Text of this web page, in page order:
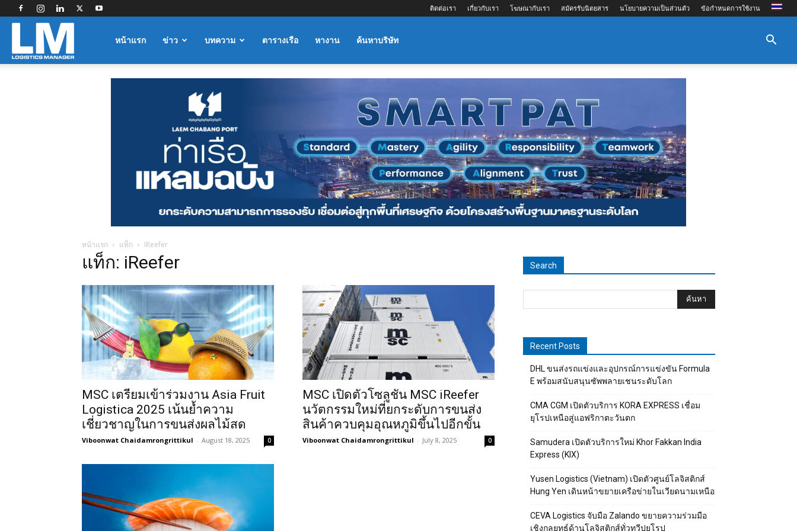
ติดต่อเรา เกี่ยวกับเรา โฆษณากับเรา สมัครรับนิตยสาร นโยบายความเป็นส่วนตัว ข้อกำหนดการใช้งาน
Logisticsหน้าแรก ข่าว บทความ ตารางเรือ หางาน ค้นหาบริษัท
หน้าแรก แท็ก IReefer
แท็ก: iReefer
MSC เตรียมเข้าร่วมงาน Asia Fruit
Logistica 2025 เน้นย้ำความ
เชี่ยวชาญในการขนส่งผลไม้สด
Viboonwat Chaidamrongrittikul - August 18, 2025 0
MSC เปิดตัวโซลูชัน MSC iReefer
นวัตกรรมใหม่ที่ยกระดับการขนส่ง
สินค้าควบคุมอุณหภูมิขึ้นไปอีกขั้น
Viboonwat Chaidamrongrittikul - July 8, 2025 0
Search
Recent Posts
DHL ขนส่งรถแข่งและอุปกรณ์การแข่งขัน Formula
E พร้อมสนับสนุนซัพพลายเชนระดับโลก
CMA CGM เปิดตัวบริการ KORA EXPRESS เชื่อม
ยุโรปเหนือสู่แอฟริกาตะวันตก
Samudera เปิดตัวบริการใหม่ Khor Fakkan India
Express (KIX)
Yusen Logistics (Vietnam) เปิดตัวศูนย์โลจิสติกส์
Hung Yen เดินหน้าขยายเครือข่ายในเวียดนามเหนือ
CEVA Logistics จับมือ Zalando ขยายความร่วมมือ
เชิงกลยุทธ์ด้านโลจิสติกส์ทั่วทวีปยุโรป